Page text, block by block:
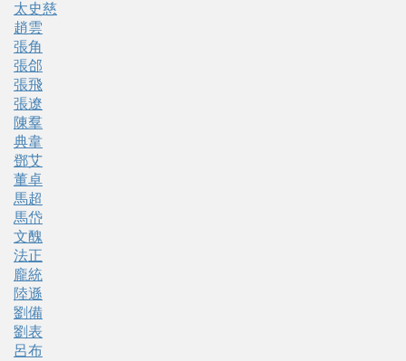
太史慈
趙雲
張角
張郃
張飛
張遼
陳羣
典韋
鄧艾
董卓
馬超
馬岱
文醜
法正
龐統
陸遜
劉備
劉表
呂布